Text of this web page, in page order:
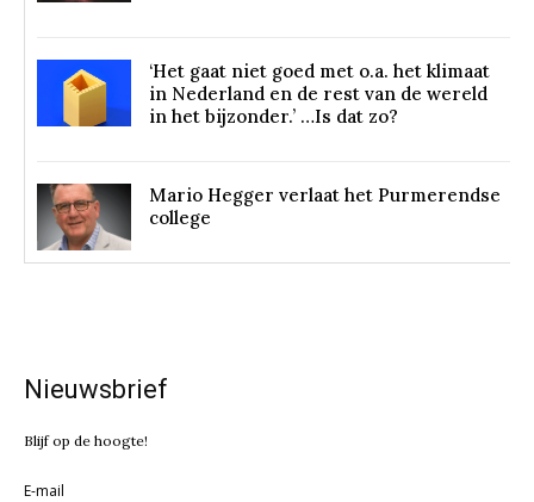
‘Het gaat niet goed met o.a. het klimaat
in Nederland en de rest van de wereld
in het bijzonder.’ …Is dat zo?
Mario Hegger verlaat het Purmerendse
college
Nieuwsbrief
Blijf op de hoogte!
E-mail